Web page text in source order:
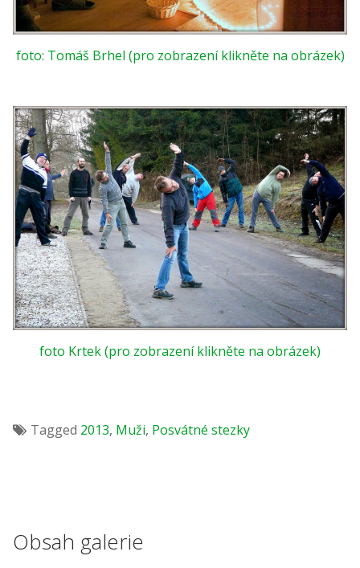
foto: Tomáš Brhel (pro zobrazení klikněte na obrázek)
foto Krtek (pro zobrazení klikněte na obrázek)
Tagged 2013, Muži, Posvátné stezky
Obsah galerie